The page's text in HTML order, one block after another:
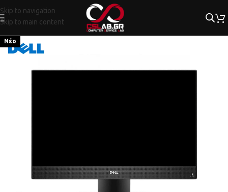
Skip to navigation
Skip to main content
Νέο